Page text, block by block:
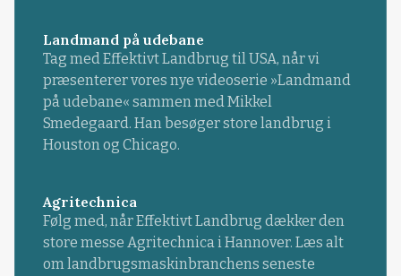
Landmand på udebane
Tag med Effektivt Landbrug til USA, når vi
præsenterer vores nye videoserie »Landmand
på udebane« sammen med Mikkel
Smedegaard. Han besøger store landbrug i
Houston og Chicago.
Agritechnica
Følg med, når Effektivt Landbrug dækker den
store messe Agritechnica i Hannover. Læs alt
om landbrugsmaskinbranchens seneste